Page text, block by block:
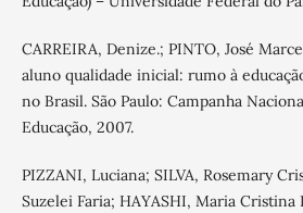
CARREIRA, Denize.; PINTO, José
aluno qualidade inicial: rumo à
no Brasil. São Paulo: Campanha
Educação, 2007.
PIZZANI, Luciana; SILVA, Rosemary
Suzelei Faria; HAYASHI, Maria